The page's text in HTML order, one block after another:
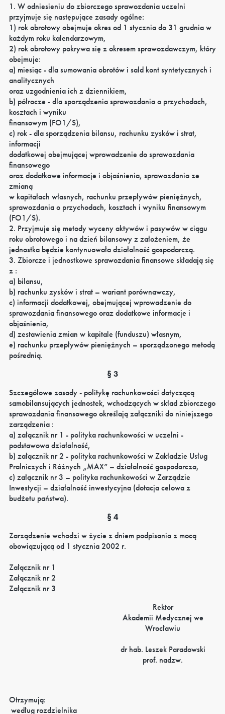
1. W odniesieniu do zbiorczego sprawozdania uczelni
przyjmuje się następujące zasady ogólne:
1) rok obrotowy obejmuje okres od 1 stycznia do 31 grudnia w
każdym roku kalendarzowym,
2) rok obrotowy pokrywa się z okresem sprawozdawczym, który
obejmuje:
a) miesiąc - dla sumowania obrotów i sald kont syntetycznych i
analitycznych
oraz uzgodnienia ich z dziennikiem,
b) półrocze - dla sporządzenia sprawozdania o przychodach,
kosztach i wyniku
finansowym (FO1/S),
c) rok - dla sporządzenia bilansu, rachunku zysków i strat,
informacji
dodatkowej obejmującej wprowadzenie do sprawozdania
finansowego
oraz dodatkowe informacje i objaśnienia, sprawozdania ze
zmianą
w kapitałach własnych, rachunku przepływów pieniężnych,
sprawozdania o przychodach, kosztach i wyniku finansowym
(FO1/S).
2. Przyjmuje się metody wyceny aktywów i pasywów w ciągu
roku obrotowego i na dzień bilansowy z założeniem, że
jednostka będzie kontynuowała działalność gospodarczą.
3. Zbiorcze i jednostkowe sprawozdania finansowe składają się
z :
a) bilansu,
b) rachunku zysków i strat – wariant porównawczy,
c) informacji dodatkowej, obejmującej wprowadzenie do
sprawozdania finansowego oraz dodatkowe informacje i
objaśnienia,
d) zestawienia zmian w kapitale (funduszu) własnym,
e) rachunku przepływów pieniężnych – sporządzonego metodą
pośrednią.
§ 3
Szczegółowe zasady - politykę rachunkowości dotyczącą
samobilansujących jednostek, wchodzących w skład zbiorczego
sprawozdania finansowego określają załączniki do niniejszego
zarządzenia :
a) załącznik nr 1 - polityka rachunkowości w uczelni -
podstawowa działalność,
b) załącznik nr 2 - polityka rachunkowości w Zakładzie Usług
Pralniczych i Różnych „MAX” – działalność gospodarcza,
c) załącznik nr 3 – polityka rachunkowości w Zarządzie
Inwestycji – działalność inwestycyjna (dotacja celowa z
budżetu państwa).
§ 4
Zarządzenie wchodzi w życie z dniem podpisania z mocą
obowiązującą od 1 stycznia 2002 r.
Załącznik nr 1
Załącznik nr 2
Załącznik nr 3
Rektor
Akademii Medycznej we
Wrocławiu
dr hab. Leszek Paradowski
prof. nadzw.
Otrzymują:
­ według rozdzielnika